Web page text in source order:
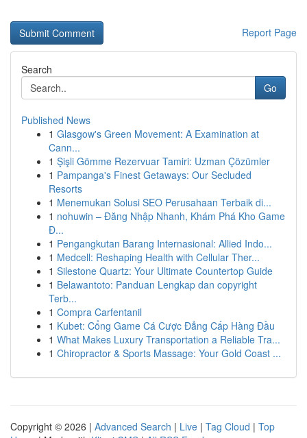
Report Page
Search
Go
Published News
1 Glasgow's Green Movement: A Examination at
Cann...
1 Şişli Gömme Rezervuar Tamiri: Uzman Çözümler
1 Pampanga's Finest Getaways: Our Secluded
Resorts
1 Menemukan Solusi SEO Perusahaan Terbaik di...
1 nohuwin – Đăng Nhập Nhanh, Khám Phá Kho Game
Đ...
1 Pengangkutan Barang Internasional: Allied Indo...
1 Medcell: Reshaping Health with Cellular Ther...
1 Silestone Quartz: Your Ultimate Countertop Guide
1 Belawantoto: Panduan Lengkap dan copyright
Terb...
1 Compra Carfentanil
1 Kubet: Cổng Game Cá Cược Đẳng Cấp Hàng Đầu
1 What Makes Luxury Transportation a Reliable Tra...
1 Chiropractor & Sports Massage: Your Gold Coast ...
Copyright © 2026 | Advanced Search | Live | Tag Cloud | Top